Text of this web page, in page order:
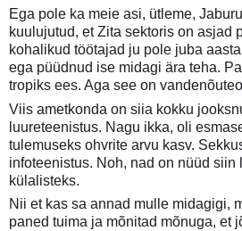
Ega pole ka meie asi, ütleme,
kuulujutud, et Zita sektoris on asjad
kohalikud töötajad ju pole juba
ega püüdnud ise midagi ära teha.
tropiks ees. Aga see on
Viis ametkonda on siia kokku
luureteenistus. Nagu ikka, oli
tulemuseks ohvrite arvu kasv.
infoteenistus. Noh, nad on nüüd siin
külalisteks.
Nii et kas sa annad mulle midagigi,
paned tuima ja mõnitad mõnuga, et